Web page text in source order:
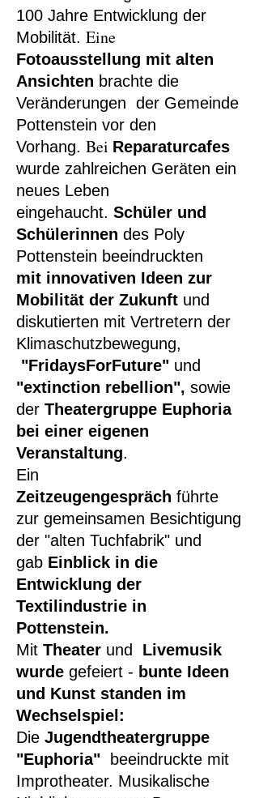
100 Jahre Entwicklung der
Mobilität. Eine
Fotoausstellung mit alten
Ansichten brachte die
Veränderungen der Gemeinde
Pottenstein vor den
Vorhang. Bei Reparaturcafes
wurde zahlreichen Geräten ein
neues Leben
eingehaucht. Schüler und
Schülerinnen des Poly
Pottenstein beeindruckten
mit innovativen Ideen zur
Mobilität der Zukunft und
diskutierten mit Vertretern der
Klimaschutzbewegung,
"FridaysForFuture" und
"extinction rebellion", sowie
der Theatergruppe Euphoria
bei einer eigenen
Veranstaltung.
Ein
Zeitzeugengespräch führte
zur gemeinsamen Besichtigung
der "alten Tuchfabrik" und
gab Einblick in die
Entwicklung der
Textilindustrie in
Pottenstein.
Mit Theater und Livemusik
wurde gefeiert - bunte Ideen
und Kunst standen im
Wechselspiel:
Die Jugendtheatergruppe
"Euphoria"
beeindruckte mit
Improtheater. Musikalische